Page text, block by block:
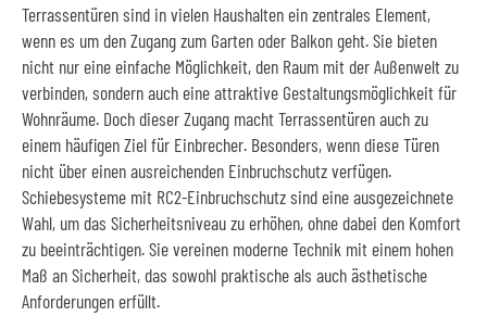
Terrassentüren sind in vielen Haushalten ein zentrales Element,
wenn es um den Zugang zum Garten oder Balkon geht. Sie bieten
nicht nur eine einfache Möglichkeit, den Raum mit der Außenwelt zu
verbinden, sondern auch eine attraktive Gestaltungsmöglichkeit für
Wohnräume. Doch dieser Zugang macht Terrassentüren auch zu
einem häufigen Ziel für Einbrecher. Besonders, wenn diese Türen
nicht über einen ausreichenden Einbruchschutz verfügen.
Schiebesysteme mit RC2-Einbruchschutz sind eine ausgezeichnete
Wahl, um das Sicherheitsniveau zu erhöhen, ohne dabei den Komfort
zu beeinträchtigen. Sie vereinen moderne Technik mit einem hohen
Maß an Sicherheit, das sowohl praktische als auch ästhetische
Anforderungen erfüllt.